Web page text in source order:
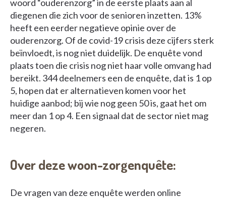
woord “ouderenzorg” in de eerste plaats aan al
diegenen die zich voor de senioren inzetten. 13%
heeft een eerder negatieve opinie over de
ouderenzorg. Of de covid-19 crisis deze cijfers sterk
beïnvloedt, is nog niet duidelijk. De enquête vond
plaats toen die crisis nog niet haar volle omvang had
bereikt. 344 deelnemers een de enquête, dat is 1 op
5, hopen dat er alternatieven komen voor het
huidige aanbod; bij wie nog geen 50 is, gaat het om
meer dan 1 op 4. Een signaal dat de sector niet mag
negeren.
Over deze woon-zorgenquête:
De vragen van deze enquête werden online